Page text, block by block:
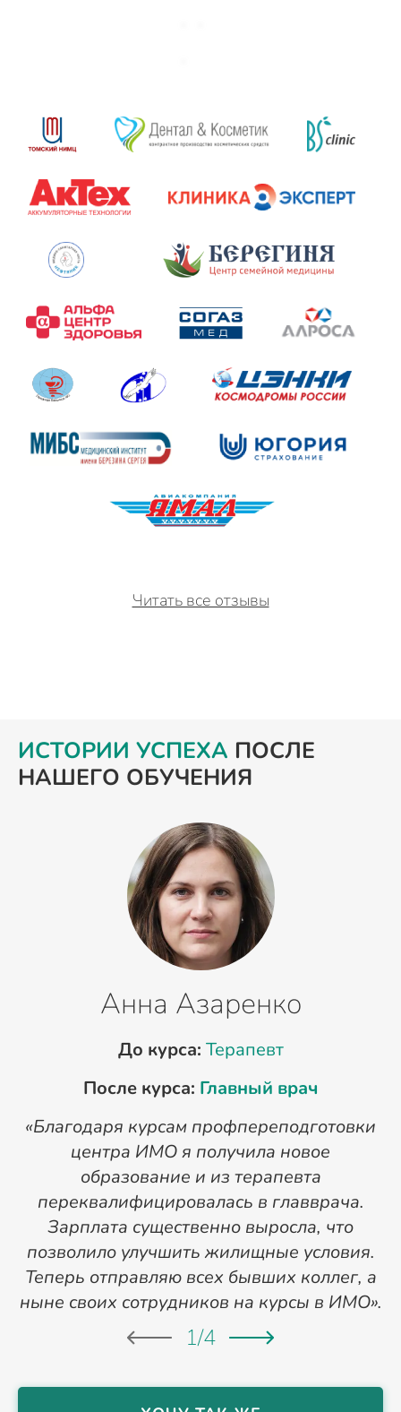
Читать все отзывы
ИСТОРИИ УСПЕХА ПОСЛЕ
НАШЕГО ОБУЧЕНИЯ
Анна Азаренко
До курса: Терапевт
После курса: Главный врач
«Благодаря курсам профпереподготовки
центра ИМО я получила новое
образование и из терапевта
переквалифицировалась в главврача.
Зарплата существенно выросла, что
позволило улучшить жилищные условия.
Теперь отправляю всех бывших коллег, а
ныне своих сотрудников на курсы в ИМО».
1/4